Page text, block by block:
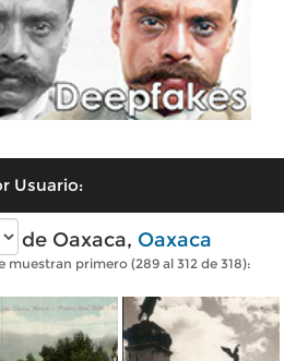
Usuario:
de Oaxaca, Oaxaca
primero (289 al 312 de 318):